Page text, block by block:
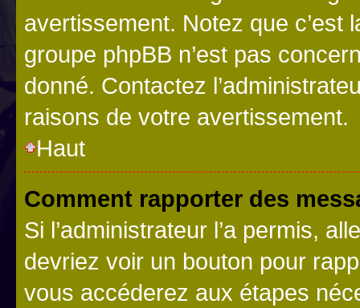
avertissement. Notez que c’est
groupe phpBB n’est pas
donné. Contactez
raisons de votre avertissement.
Haut
Comment rapporter des
Si l’administrateur l’a permis,
devriez voir un bouton pour
vous accéderez aux étapes